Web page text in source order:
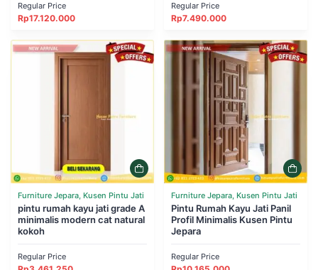
Regular Price
Rp17.120.000
Regular Price
Rp7.490.000
Furniture Jepara, Kusen Pintu Jati
pintu rumah kayu jati grade A
minimalis modern cat natural
kokoh
Regular Price
Furniture Jepara, Kusen Pintu Jati
Pintu Rumah Kayu Jati Panil
Profil Minimalis Kusen Pintu
Jepara
Regular Price